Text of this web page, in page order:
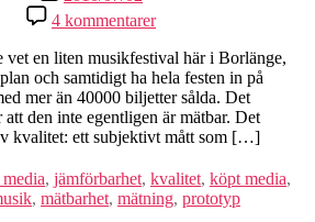
4 kommentarertill
Sociala
medier
är
en
prototyp
–
den
som
en
vet en liten musikfestival här i Borlänge,
och samtidigt ha hela festen in på
mer än 40000 biljetter sålda. Det
att den inte egentligen är mätbar. Det
kvalitet: ett subjektivt mått som […]
, jämförbarhet, kvalitet, köpt media,
, mätbarhet, mätning, prototyp